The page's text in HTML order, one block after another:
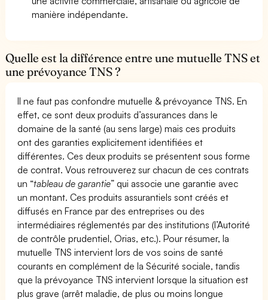
manière indépendante.
Quelle est la différence entre une mutuelle TNS et
une prévoyance TNS ?
Il ne faut pas confondre mutuelle & prévoyance TNS. En
effet, ce sont deux produits d’assurances dans le
domaine de la santé (au sens large) mais ces produits
ont des garanties explicitement identifiées et
différentes. Ces deux produits se présentent sous forme
de contrat. Vous retrouverez sur chacun de ces contrats
un “tableau de garantie” qui associe une garantie avec
un montant. Ces produits assurantiels sont créés et
diffusés en France par des entreprises ou des
intermédiaires réglementés par des institutions (l’Autorité
de contrôle prudentiel, Orias, etc.). Pour résumer, la
mutuelle TNS intervient lors de vos soins de santé
courants en complément de la Sécurité sociale, tandis
que la prévoyance TNS intervient lorsque la situation est
plus grave (arrêt maladie, de plus ou moins longue